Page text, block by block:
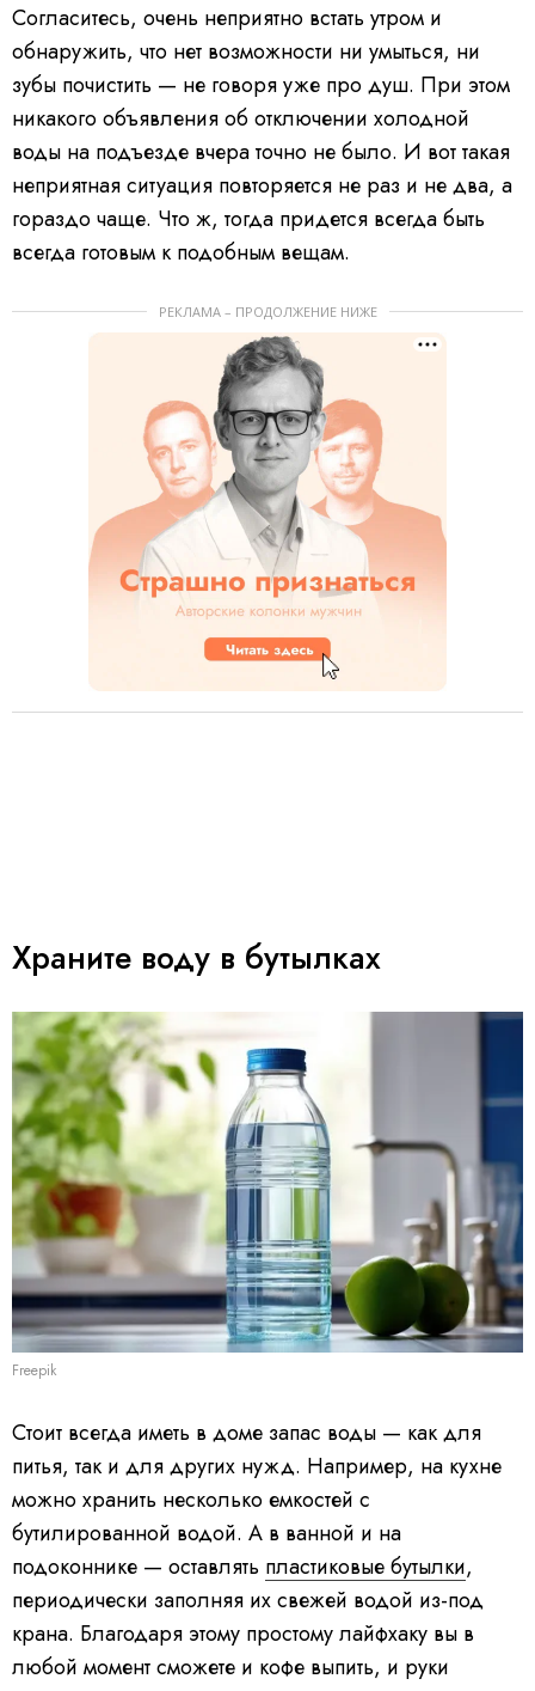
Согласитесь, очень неприятно встать утром и
обнаружить, что нет возможности ни умыться, ни
зубы почистить — не говоря уже про душ. При этом
никакого объявления об отключении холодной
воды на подъезде вчера точно не было. И вот такая
неприятная ситуация повторяется не раз и не два, а
гораздо чаще. Что ж, тогда придется всегда быть
всегда готовым к подобным вещам.
РЕКЛАМА – ПРОДОЛЖЕНИЕ НИЖЕ
Храните воду в бутылках
Freepik
Стоит всегда иметь в доме запас воды — как для
питья, так и для других нужд. Например, на кухне
можно хранить несколько емкостей с
бутилированной водой. А в ванной и на
подоконнике — оставлять пластиковые бутылки,
периодически заполняя их свежей водой из-под
крана. Благодаря этому простому лайфхаку вы в
любой момент сможете и кофе выпить, и руки